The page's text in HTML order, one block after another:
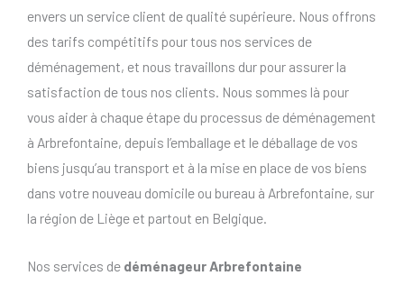
envers un service client de qualité supérieure. Nous offrons
des tarifs compétitifs pour tous nos services de
déménagement, et nous travaillons dur pour assurer la
satisfaction de tous nos clients. Nous sommes là pour
vous aider à chaque étape du processus de déménagement
à Arbrefontaine, depuis l’emballage et le déballage de vos
biens jusqu’au transport et à la mise en place de vos biens
dans votre nouveau domicile ou bureau à Arbrefontaine, sur
la région de Liège et partout en Belgique.
Nos services de déménageur Arbrefontaine